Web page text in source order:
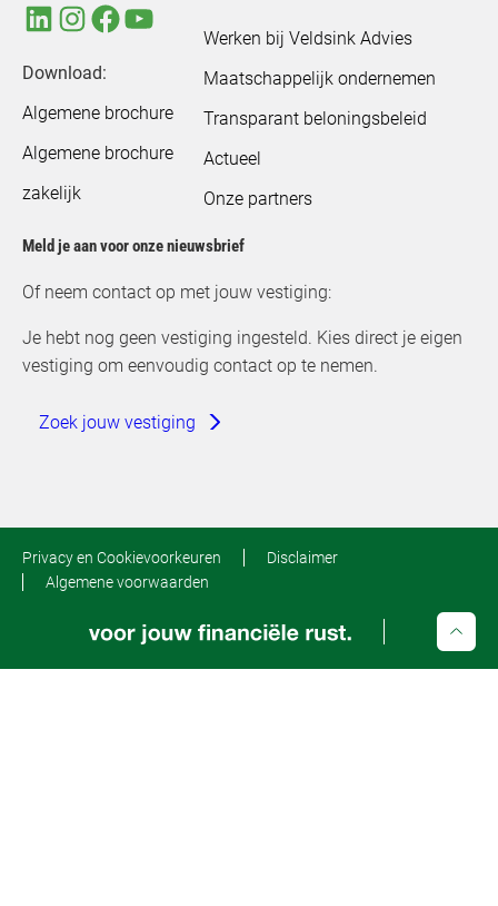
Download:
Algemene brochure
Algemene brochure
zakelijk
Werken bij Veldsink Advies
Maatschappelijk ondernemen
Transparant beloningsbeleid
Actueel
Onze partners
Meld je aan voor onze nieuwsbrief
Of neem contact op met jouw vestiging:
Je hebt nog geen vestiging ingesteld. Kies direct je eigen
vestiging om eenvoudig contact op te nemen.
Zoek jouw vestiging
Privacy en Cookievoorkeuren
Disclaimer
Algemene voorwaarden